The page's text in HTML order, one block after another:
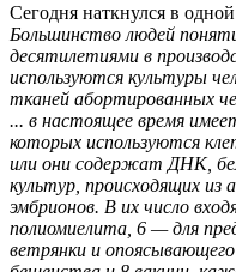
Сегодня наткнулся в
Большинство людей
десятилетиями в
используются культуры
тканей абортированных
... в настоящее время
которых используются
или они содержат ДНК,
культур, происходящих из
эмбрионов. В их число
полиомиелита, 6 — для
ветрянки и